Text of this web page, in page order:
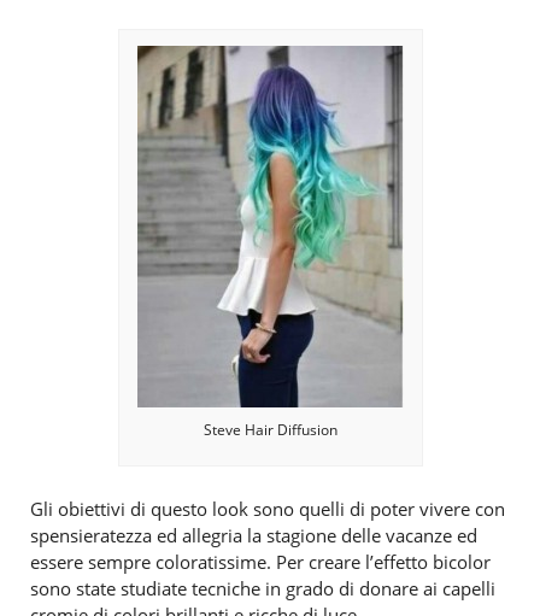
Steve Hair Diffusion
Gli obiettivi di questo look sono quelli di poter vivere con
spensieratezza ed allegria la stagione delle vacanze ed
essere sempre coloratissime. Per creare l’effetto bicolor
sono state studiate tecniche in grado di donare ai capelli